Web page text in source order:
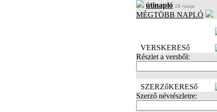
útinapló 28 napja
MÉGTÖBB NAPLÓ
VERSKERESő
Részlet a versből:
SZERZőKERESő
Szerző névrészletre: